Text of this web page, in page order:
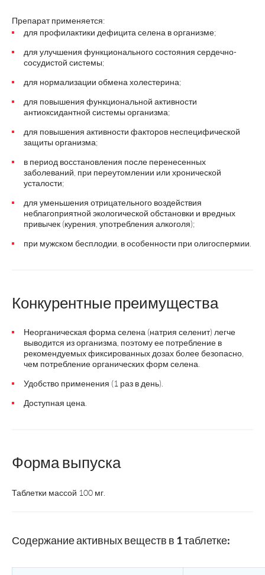
Препарат применяется:
для профилактики дефицита селена в организме;
для улучшения функционального состояния сердечно-
сосудистой системы;
для нормализации обмена холестерина;
для повышения функциональной активности
антиоксидантной системы организма;
для повышения активности факторов неспецифической
защиты организма;
в период восстановления после перенесенных
заболеваний, при переутомлении или хронической
усталости;
для уменьшения отрицательного воздействия
неблагоприятной экологической обстановки и вредных
привычек (курения, употребления алкоголя);
при мужском бесплодии, в особенности при олигоспермии.
Конкурентные преимущества
Неорганическая форма селена (натрия селенит) легче
выводится из организма, поэтому ее потребление в
рекомендуемых фиксированных дозах более безопасно,
чем потребление органических форм селена.
Удобство применения (1 раз в день).
Доступная цена.
Форма выпуска
Таблетки массой 100 мг.
Содержание активных веществ в 1 таблетке: